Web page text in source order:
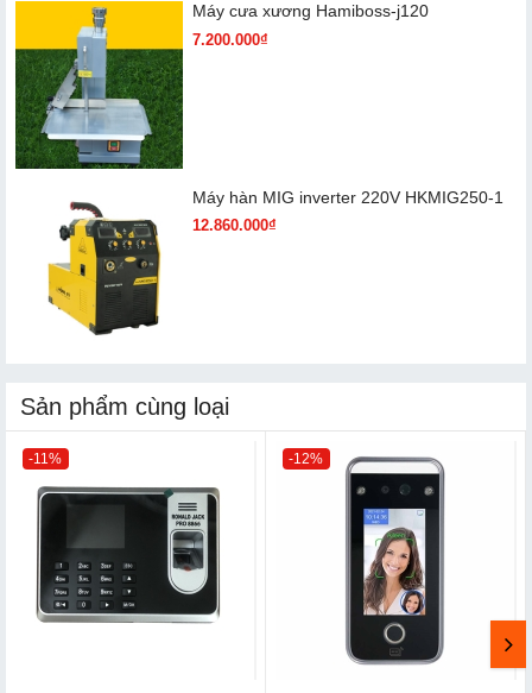
Máy cưa xương Hamiboss-j120
7.200.000₫
Máy hàn MIG inverter 220V HKMIG250-1
12.860.000₫
Sản phẩm cùng loại
-11% -12%